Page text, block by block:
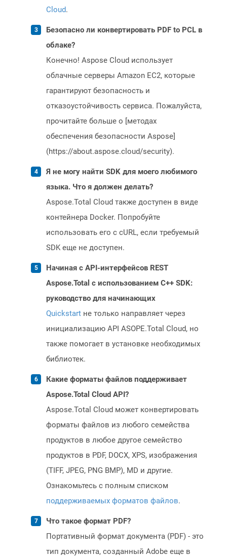
Cloud.
Безопасно ли конвертировать PDF to PCL в
облаке?
Конечно! Aspose Cloud использует
облачные серверы Amazon EC2, которые
гарантируют безопасность и
отказоустойчивость сервиса. Пожалуйста,
прочитайте больше о [методах
обеспечения безопасности Aspose]
(https://about.aspose.cloud/security).
Я не могу найти SDK для моего любимого
языка. Что я должен делать?
Aspose.Total Cloud также доступен в виде
контейнера Docker. Попробуйте
использовать его с cURL, если требуемый
SDK еще не доступен.
Начиная с API-интерфейсов REST
Aspose.Total с использованием C++ SDK:
руководство для начинающих
Quickstart не только направляет через
инициализацию API ASOPE.Total Cloud, но
также помогает в установке необходимых
библиотек.
Какие форматы файлов поддерживает
Aspose.Total Cloud API?
Aspose.Total Cloud может конвертировать
форматы файлов из любого семейства
продуктов в любое другое семейство
продуктов в PDF, DOCX, XPS, изображения
(TIFF, JPEG, PNG BMP), MD и другие.
Ознакомьтесь с полным списком
поддерживаемых форматов файлов.
Что такое формат PDF?
Портативный формат документа (PDF) - это
тип документа, созданный Adobe еще в